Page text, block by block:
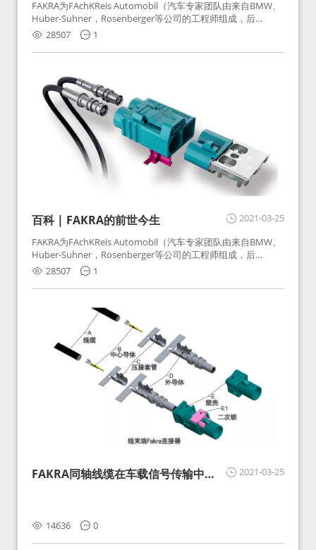
FAKRA为FAchKReis Automobil（汽车专家团队由来自BMW、
Huber-Suhner，Rosenberger等公司的工程师组成，后
Huber-Suhner相关连接器业务及技术在2010年并入
Rosenberger）缩写。起初为BMW需求用于车载收音机天线连
接，如今FAKRA已成为汽车行业通用标准的射频连接器，被业
28507 1
2021-03-25
百科 | FAKRA的前世今生
FAKRA为FAchKReis Automobil（汽车专家团队由来自BMW、
Huber-Suhner，Rosenberger等公司的工程师组成，后
Huber-Suhner相关连接器业务及技术在2010年并入
Rosenberger）缩写。起初为BMW需求用于车载收音机天线连
接，如今FAKRA已成为汽车行业通用标准的射频连接器，被业
28507 1
2021-03-25
FAKRA同轴线缆在车载信号传输中的
14636 0